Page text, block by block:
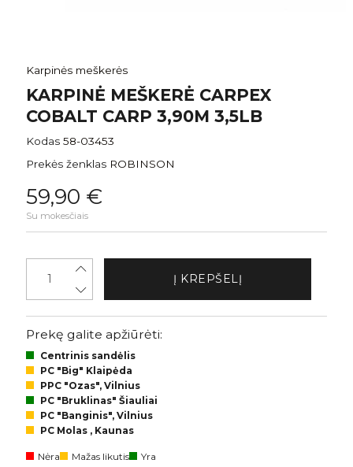
Karpinės meškerės
KARPINĖ MEŠKERĖ CARPEX
COBALT CARP 3,90M 3,5LB
Kodas 58-03453
Prekės ženklas ROBINSON
59,90 €
Su mokesčiais
Į KREPŠELĮ
Prekę galite apžiūrėti:
Centrinis sandėlis
PC "Big" Klaipėda
PPC "Ozas", Vilnius
PC "Bruklinas" Šiauliai
PC "Banginis", Vilnius
PC Molas , Kaunas
Nėra Mažas likutis Yra